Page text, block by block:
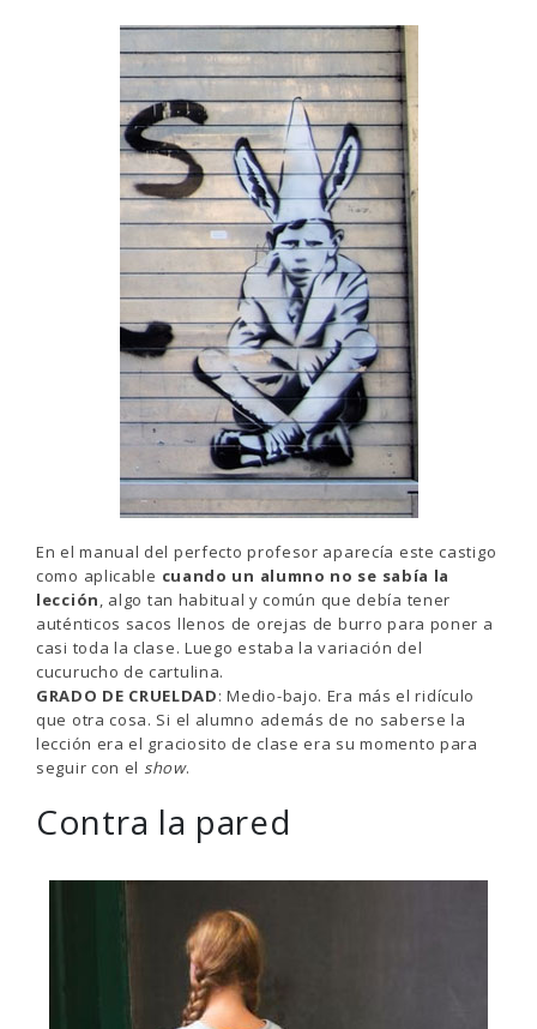
En el manual del perfecto profesor aparecía este castigo
como aplicable cuando un alumno no se sabía la
lección, algo tan habitual y común que debía tener
auténticos sacos llenos de orejas de burro para poner a
casi toda la clase. Luego estaba la variación del
cucurucho de cartulina.
GRADO DE CRUELDAD: Medio-bajo. Era más el ridículo
que otra cosa. Si el alumno además de no saberse la
lección era el graciosito de clase era su momento para
seguir con el show.
Contra la pared